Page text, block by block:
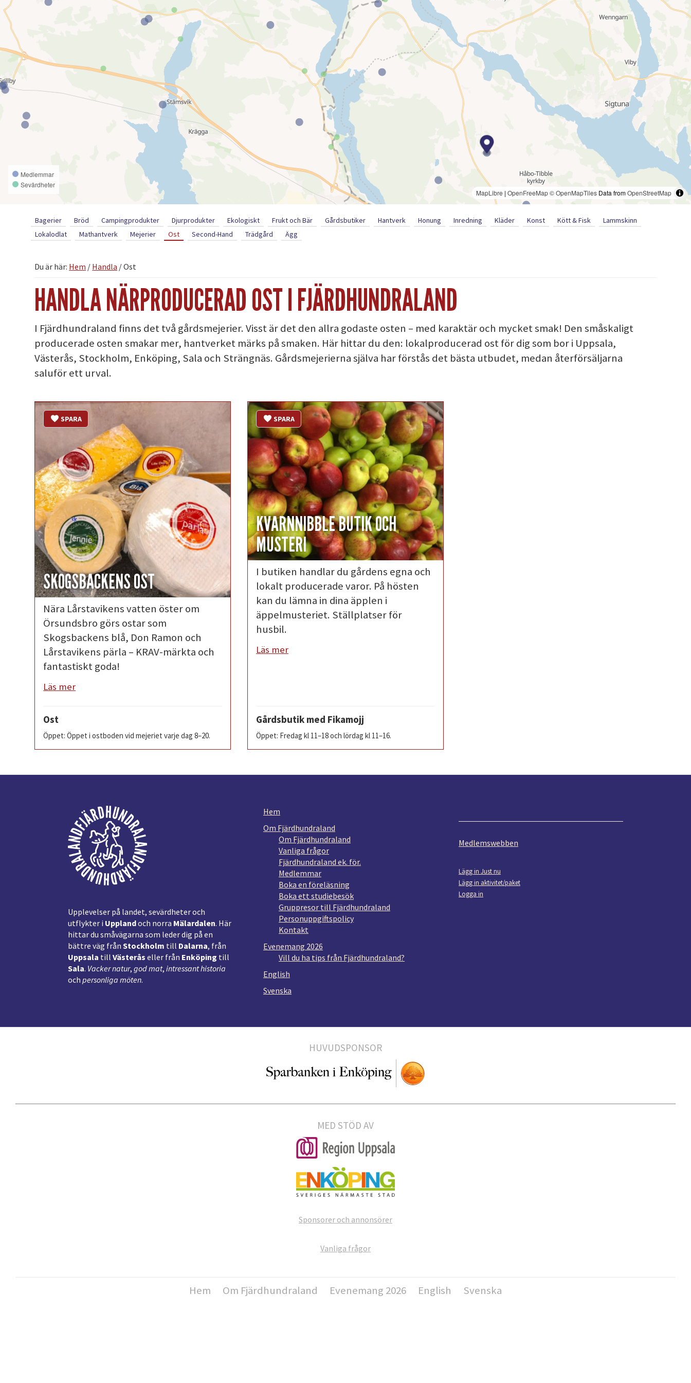
Medlemmar
Sevärdheter
MapLibre | OpenFreeMap© OpenMapTiles Data fromOpenStreetMap
Bagerier Bröd Campingprodukter Djurprodukter Ekologiskt Frukt och Bär Gårdsbutiker Hantverk Honung Inredning Kläder Konst Kött & Fisk
Lammskinn
Lokalodlat
Mathantverk Mejerier Ost Second-Hand Trädgård Ägg
Du är här: Hem / Handla /Ost
HANDLA NÄRPRODUCERAD OST I FJÄRDHUNDRALAND
I Fjärdhundraland finns det två gårdsmejerier. Visst är det den allra godaste osten – med karaktär och mycket smak! Den småskaligt
producerade osten smakar mer, hantverket märks på smaken. Här hittar du den: lokalproducerad ost för dig som bor i Uppsala,
Västerås, Stockholm, Enköping, Sala och Strängnäs. Gårdsmejerierna själva har förstås det bästa utbudet, medan återförsäljarna
saluför ett urval.
SKOGSBACKENS OST
SPARA
Nära Lårstavikens vatten öster om
Örsundsbro görs ostar som
Skogsbackens blå, Don Ramon och
Lårstavikens pärla – KRAV-märkta och
fantastiskt goda!
Läs mer
Ost
Öppet: Öppet i ostboden vid mejeriet varje dag 8–20.
KVARNNIBBLE BUTIK OCH
MUSTERI
SPARA
I butiken handlar du gårdens egna och
lokalt producerade varor. På hösten
kan du lämna in dina äpplen i
äppelmusteriet. Ställplatser för
husbil.
Läs mer
Gårdsbutik med Fikamojj
Öppet: Fredag kl 11–18 och lördag kl 11–16.
Upplevelser på landet, sevärdheter och
utflykter i Upplandoch norra Mälardalen. Här
hittar du småvägarna som leder dig på en
bättre väg från Stockholm till Dalarna, från
Uppsala till Västerås eller från Enköping till
Sala. Vacker natur, god mat, intressant historia
och personliga möten.
Hem
Om Fjärdhundraland
Om Fjärdhundraland
Vanliga frågor
Fjärdhundraland ek. för.
Medlemmar
Boka en föreläsning
Boka ett studiebesök
Gruppresor till Fjärdhundraland
Personuppgiftspolicy
Kontakt
Evenemang 2026
Vill du ha tips från Fjärdhundraland?
English
Svenska
Medlemswebben
Lägg in Just nu
Lägg in aktivitet/paket
Logga in
HUVUDSPONSOR
MED STÖD AV
Sponsorer och annonsörer
Vanliga frågor
Hem Om Fjärdhundraland Evenemang 2026 English Svenska